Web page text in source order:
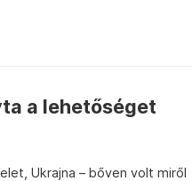
a lehetőséget
Ukrajna – bőven volt miről